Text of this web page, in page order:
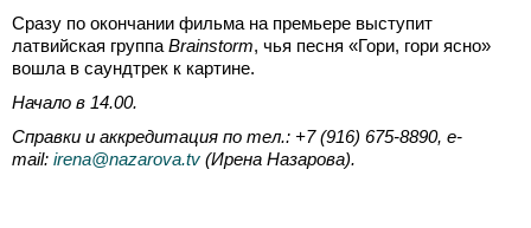
Сразу по окончании фильма на премьере выступит
латвийская группа Brainstorm, чья песня «Гори, гори ясно»
вошла в саундтрек к картине.
Начало в 14.00.
Справки и аккредитация по тел.: +7 (916) 675-8890, e-
mail: irena@nazarova.tv (Ирена Назарова).